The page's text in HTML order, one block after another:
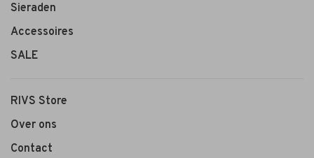
Sieraden
Accessoires
SALE
RIVS Store
Over ons
Contact